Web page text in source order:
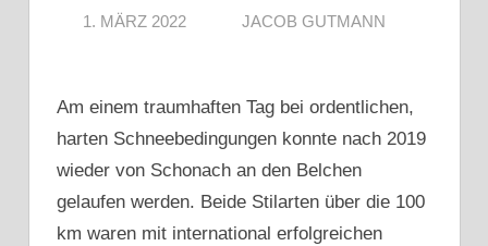
1. MÄRZ 2022 JACOB GUTMANN
Am einem traumhaften Tag bei ordentlichen,
harten Schneebedingungen konnte nach 2019
wieder von Schonach an den Belchen
gelaufen werden. Beide Stilarten über die 100
km waren mit international erfolgreichen